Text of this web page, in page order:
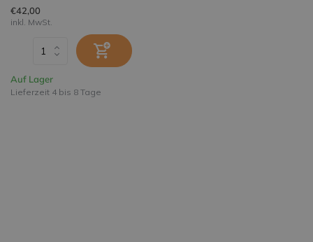
€42,00
inkl. MwSt.
Auf Lager
Lieferzeit 4 bis 8 Tage